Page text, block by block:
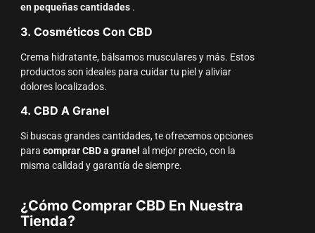
en pequeñas cantidades.
3. Cosméticos Con CBD
Crema hidratante, bálsamos musculares y más. Estos
productos son ideales para cuidar tu piel y aliviar
dolores localizados.
4. CBD A Granel
Si buscas grandes cantidades, te ofrecemos opciones
para comprar CBD a granel al mejor precio, con la
misma calidad y garantía de siempre.
¿Cómo Comprar CBD En Nuestra
Tienda?